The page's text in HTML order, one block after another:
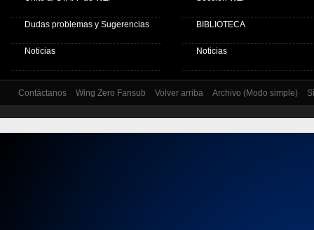
Dudas problemas y Sugerencias
Noticias
BIBLIOTECA
Noticias
Contáctanos Wing Zero Fansub Volver arriba Archivo (Modo simple)